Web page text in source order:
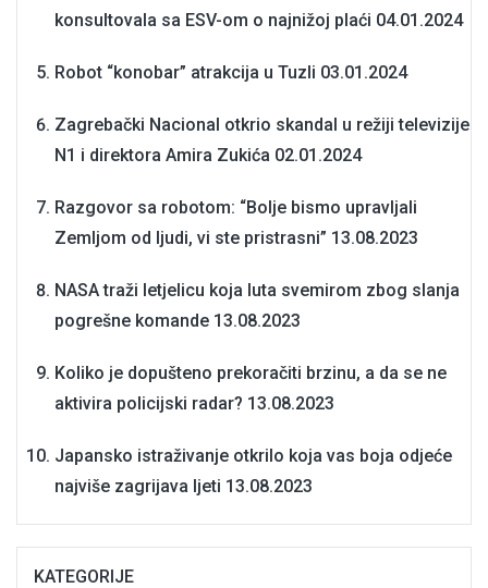
konsultovala sa ESV-om o najnižoj plaći 04.01.2024
Robot “konobar” atrakcija u Tuzli 03.01.2024
Zagrebački Nacional otkrio skandal u režiji televizije
N1 i direktora Amira Zukića 02.01.2024
Razgovor sa robotom: “Bolje bismo upravljali
Zemljom od ljudi, vi ste pristrasni” 13.08.2023
NASA traži letjelicu koja luta svemirom zbog slanja
pogrešne komande 13.08.2023
Koliko je dopušteno prekoračiti brzinu, a da se ne
aktivira policijski radar? 13.08.2023
Japansko istraživanje otkrilo koja vas boja odjeće
najviše zagrijava ljeti 13.08.2023
KATEGORIJE